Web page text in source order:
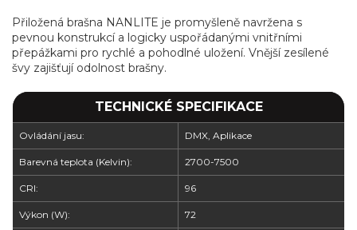
Přiložená brašna NANLITE je promyšleně navržena s
pevnou konstrukcí a logicky uspořádanými vnitřními
přepážkami pro rychlé a pohodlné uložení. Vnější zesílené
švy zajišťují odolnost brašny.
TECHNICKÉ SPECIFIKACE
Ovládání jasu: DMX, Aplikace
Barevná teplota (Kelvin): 2700-7500
CRI: 96
Výkon (W): 72